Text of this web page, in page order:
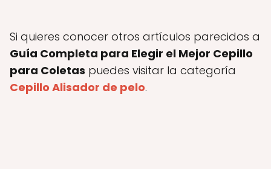
Si quieres conocer otros artículos parecidos a
Guía Completa para Elegir el Mejor Cepillo
para Coletas puedes visitar la categoría
Cepillo Alisador de pelo.